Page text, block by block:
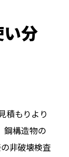
分
積もりより
鋼構造物の
非破壊検査